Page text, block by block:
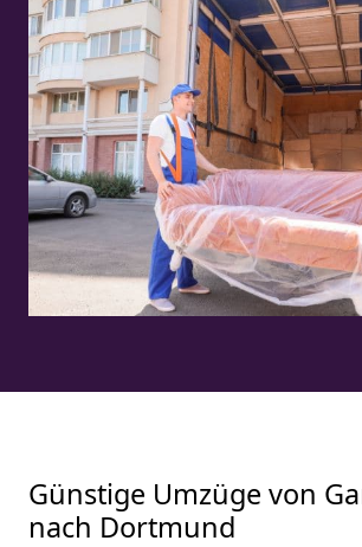
Günstige Umzüge von
nach Dortmund